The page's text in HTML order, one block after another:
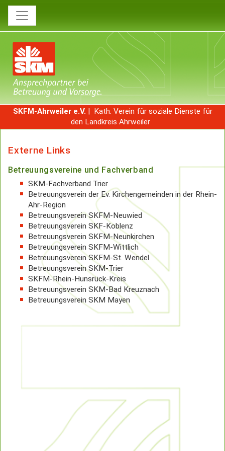
SKFM-Ahrweiler e.V. | Kath. Verein für soziale Dienste für
den Landkreis Ahrweiler
Externe Links
Betreuungsvereine und Fachverband
SKM-Fachverband Trier
Betreuungsverein der Ev. Kirchengemeinden in der Rhein-
Ahr-Region
Betreuungsverein SKFM-Neuwied
Betreuungsverein SKF-Koblenz
Betreuungsverein SKFM-Neunkirchen
Betreuungsverein SKFM-Wittlich
Betreuungsverein SKFM-St. Wendel
Betreuungsverein SKM-Trier
SKFM-Rhein-Hunsrück-Kreis
Betreuungsverein SKM-Bad Kreuznach
Betreuungsverein SKM Mayen